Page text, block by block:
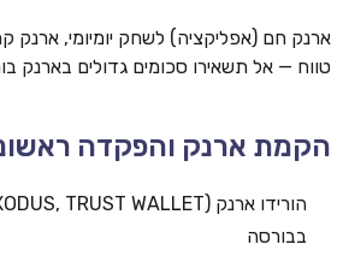
ארנק חם (אפליקציה) לשחק יומיומי, ארנק
טווח — אל תשאירו סכומים גדולים בארנק
הקמת ארנק והפקדה
בבורסה